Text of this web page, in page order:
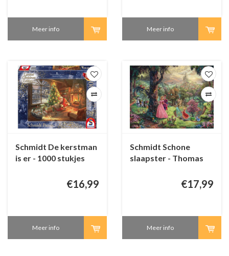
Meer info Meer info
Schmidt De kerstman
is er - 1000 stukjes
€16,99
Meer info
Schmidt Schone
slaapster - Thomas
€17,99
Meer info